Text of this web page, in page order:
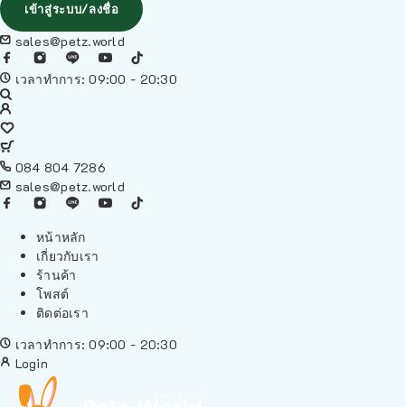
เข้าสู่ระบบ/ลงชื่อ
sales@petz.world
เวลาทำการ: 09:00 - 20:30
084 804 7286
sales@petz.world
หน้าหลัก
เกี่ยวกับเรา
ร้านค้า
โพสต์
ติดต่อเรา
เวลาทำการ: 09:00 - 20:30
Login